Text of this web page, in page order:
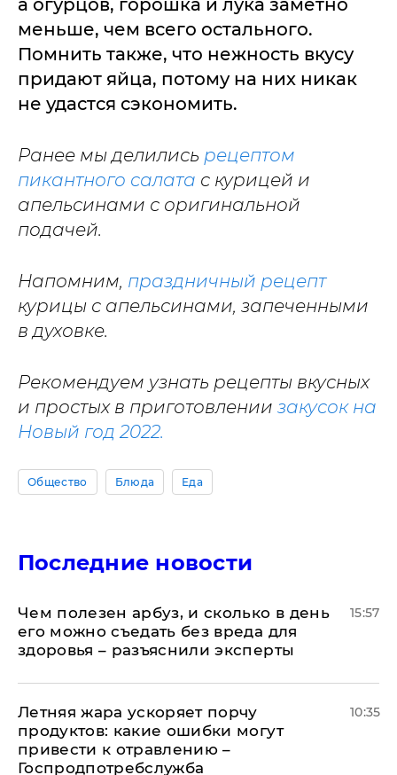
а огурцов, горошка и лука заметно
меньше, чем всего остального.
Помнить также, что нежность вкусу
придают яйца, потому на них никак
не удастся сэкономить.
Ранее мы делились рецептом
пикантного салата с курицей и
апельсинами с оригинальной
подачей.
Напомним, праздничный рецепт
курицы с апельсинами, запеченными
в духовке.
Рекомендуем узнать рецепты вкусных
и простых в приготовлении закусок на
Новый год 2022.
Общество Блюда Еда
Последние новости
Чем полезен арбуз, и сколько в день
его можно съедать без вреда для
здоровья – разъяснили эксперты
15:57
Летняя жара ускоряет порчу
продуктов: какие ошибки могут
привести к отравлению –
Госпродпотребслужба
10:35